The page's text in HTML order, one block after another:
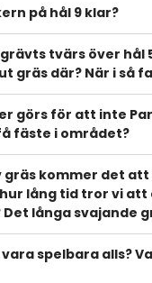
på hål 9 klar?
tvärs över hål
gräs där? När i så
görs för att inte
fäste i området?
gräs kommer det
lång tid tror vi
Det långa svajande
spelbara alls?